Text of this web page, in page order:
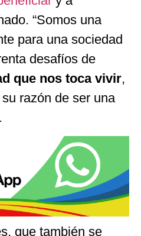
“Somos una
para una sociedad
desafíos de
que nos toca vivir,
razón de ser una
que también se